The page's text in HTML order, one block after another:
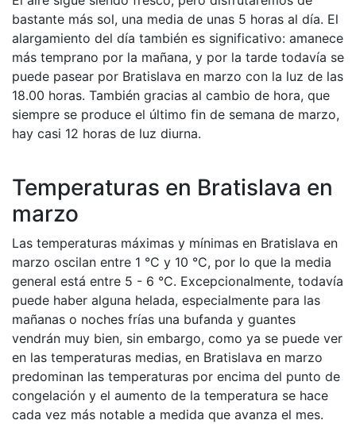
bastante más sol, una media de unas 5 horas al día. El
alargamiento del día también es significativo: amanece
más temprano por la mañana, y por la tarde todavía se
puede pasear por Bratislava en marzo con la luz de las
18.00 horas. También gracias al cambio de hora, que
siempre se produce el último fin de semana de marzo,
hay casi 12 horas de luz diurna.
Temperaturas en Bratislava en
marzo
Las temperaturas máximas y mínimas en Bratislava en
marzo oscilan entre 1 °C y 10 °C, por lo que la media
general está entre 5 - 6 °C. Excepcionalmente, todavía
puede haber alguna helada, especialmente para las
mañanas o noches frías una bufanda y guantes
vendrán muy bien, sin embargo, como ya se puede ver
en las temperaturas medias, en Bratislava en marzo
predominan las temperaturas por encima del punto de
congelación y el aumento de la temperatura se hace
cada vez más notable a medida que avanza el mes.